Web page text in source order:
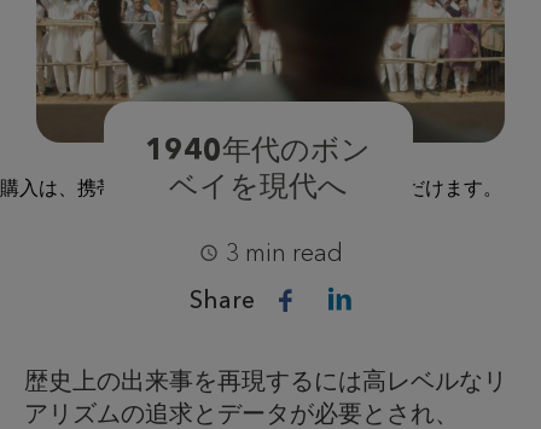
1940年代のボン
ベイを現代へ
3 min read
Share
歴史上の出来事を再現するには高レベルなリ
アリズムの追求とデータが必要とされ、